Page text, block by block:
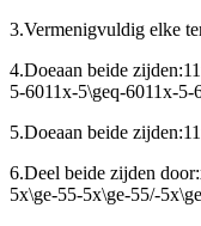
3.Vermenigvuldig elke
4.Doeaan beide zijden:
5-6011x-5\geq-6011x-
5.Doeaan beide zijden:
6.Deel beide zijden door:
5x\ge-55-5x\ge-55/-